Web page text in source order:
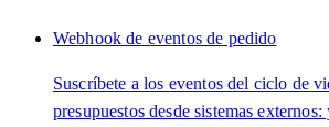
Webhook de eventos de pedido
Suscríbete a los eventos del ciclo de
presupuestos desde sistemas